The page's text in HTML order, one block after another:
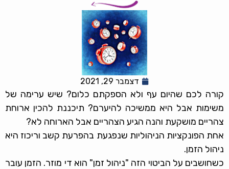
דצמבר 29, 2021
קורה לכם שהיום עף ולא הספקתם כלום? שיש ערימה של
משימות אבל היא ממשיכה להיערם? תיכננת להכין ארוחת
צהריים מושקעת והנה הגיע הצהריים אבל הארוחה לא?
אחת הפונקציות הניהוליות שנפגעת בהפרעת קשב וריכוז היא
ניהול הזמן.
כשחושבים על הביטוי הזה "ניהול זמן" הוא די מוזר. הזמן עובר